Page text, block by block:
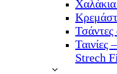
Ταινίες
Strech